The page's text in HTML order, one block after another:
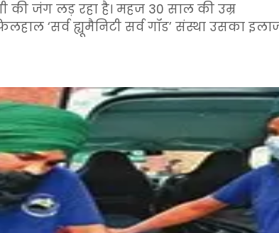
जंग लड़ रहा है। महज 30 साल की उम्र
‘सर्व ह्यूमैनिटी सर्व गॉड’ संस्था उसका